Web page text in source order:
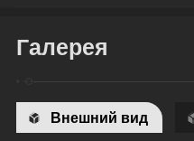
Галерея
Внешний вид